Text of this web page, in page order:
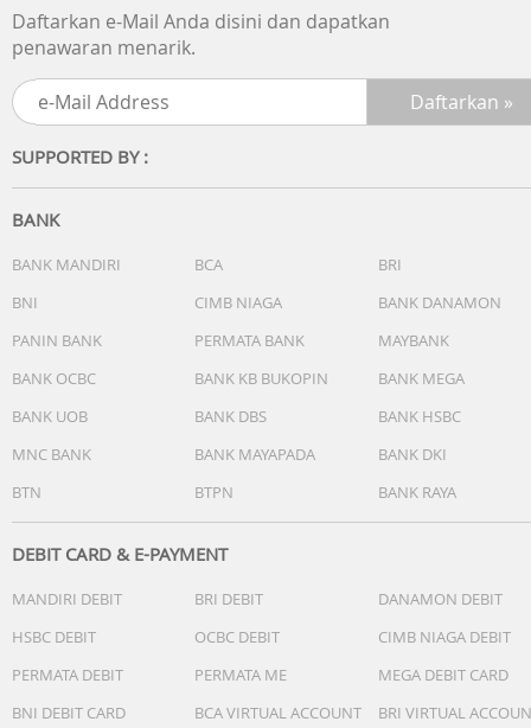
Atur suara bass, mid, dan vokal dengan Bose App
kamu bisa menikmati musik sesuai dengan seleramu.
Gabungkan dengan Speaker Bose Lainnya
Dengan fitur SimpleSync memungkinkan kamu untuk
gabungkan dua speaker bose secara bersamaan
dapat menghasilkan suara dengan cakupan yang lebih
Bose SoundLink Max Portable Speaker
Lembar keselamatan
Daftarkan e-Mail Anda disini dan dapatkan
penawaran menarik.
SUPPORTED BY :
BANK
BANK MANDIRI BCA
BRI
BNI
CIMB NIAGA
BANK DANAMON
PANIN BANK
PERMATA BANK
MAYBANK
BANK OCBC
BANK KB BUKOPIN
BANK MEGA
BANK UOB
BANK DBS
BANK HSBC
MNC BANK
BANK MAYAPADA
BANK DKI
BTN
BTPN BANK RAYA
DEBIT CARD & E-PAYMENT
MANDIRI DEBIT BRI DEBIT
DANAMON DEBIT
HSBC DEBIT
OCBC DEBIT
CIMB NIAGA DEBIT
PERMATA DEBIT
PERMATA ME
MEGA DEBIT CARD
BNI DEBIT CARD
BCA VIRTUAL ACCOUNT
BRI VIRTUAL